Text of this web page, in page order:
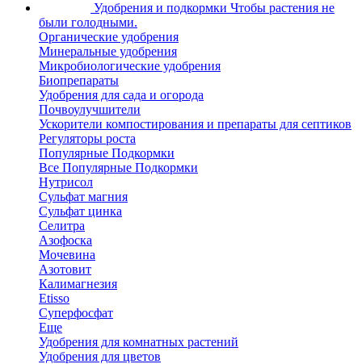
Удобрения и подкормки Чтобы растения не
были голодными.
Органические удобрения
Минеральные удобрения
Микробиологические удобрения
Биопрепараты
Удобрения для сада и огорода
Почвоулучшители
Ускорители компостирования и препараты для септиков
Регуляторы роста
Популярные Подкормки
Все Популярные Подкормки
Нутрисол
Сульфат магния
Сульфат цинка
Селитра
Азофоска
Мочевина
Азотовит
Калимагнезия
Etisso
Суперфосфат
Еще
Удобрения для комнатных растений
Удобрения для цветов